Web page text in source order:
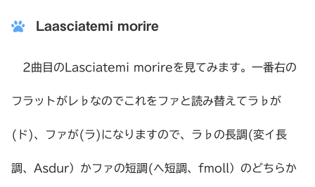
Laasciatemi morire
2曲目のLasciatemi morireを見てみます。一番右の
フラットがレ♭なのでこれをファと読み替えてラ♭が
(ド)、ファが(ラ)になりますので、ラ♭の長調(変イ長
調、Asdur）かファの短調(ヘ短調、fmoll）のどちらか